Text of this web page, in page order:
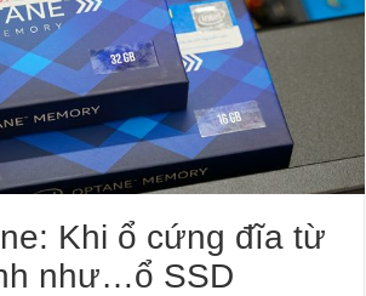
Khi ổ cứng đĩa từ
như…ổ SSD